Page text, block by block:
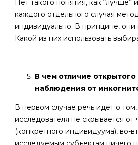
Нет такого понятия, как “лучше”
каждого отдельного случая
индивидуально. В принципе, они
Какой из них использовать
В чем отличие
наблюдения от
В первом случае речь идет о том,
исследователя не скрывается от
(конкретного индивидуума), во-
исследуемым субъектам ничего